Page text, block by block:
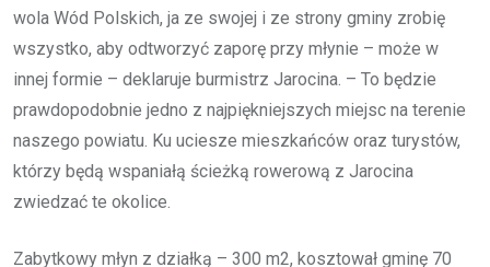
wola Wód Polskich, ja ze swojej i ze strony gminy zrobię
wszystko, aby odtworzyć zaporę przy młynie – może w
innej formie – deklaruje burmistrz Jarocina. – To będzie
prawdopodobnie jedno z najpiękniejszych miejsc na terenie
naszego powiatu. Ku uciesze mieszkańców oraz turystów,
którzy będą wspaniałą ścieżką rowerową z Jarocina
zwiedzać te okolice.
Zabytkowy młyn z działką – 300 m2, kosztował gminę 70